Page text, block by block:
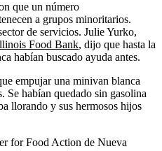
que un número
a grupos minoritarios.
de servicios. Julie Yurko,
Food Bank, dijo que hasta la
habían buscado ayuda antes.
empujar una minivan blanca
Se habían quedado sin gasolina
llorando y sus hermosos hijos
for Food Action de Nueva